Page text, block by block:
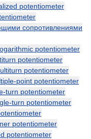
potentiometer
сопротивлениями
potentiometer
potentiometer
potentiometer
point potentiometer
turn potentiometer
turn potentiometer
potentiometer
potentiometer